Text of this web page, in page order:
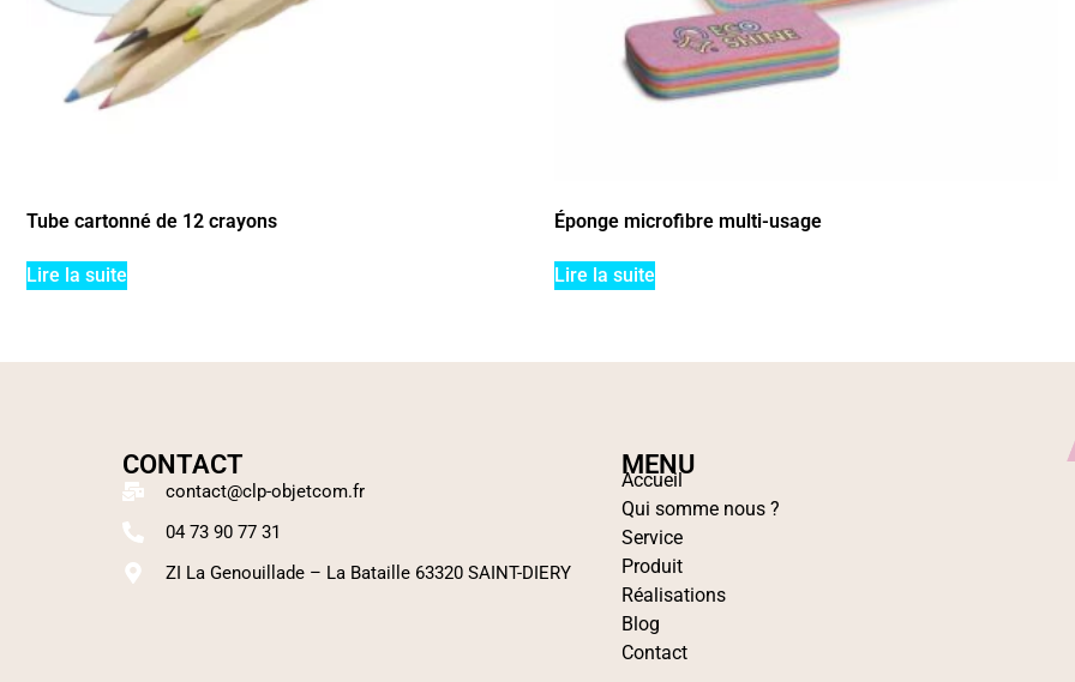
Tube cartonné de 12 crayons
Lire la suite
Éponge microfibre multi-usage
Lire la suite
MENU
Accueil
Qui somme nous ?
Service
Produit
Réalisations
Blog
Contact
CONTACT
contact@clp-objetcom.fr
04 73 90 77 31
ZI La Genouillade – La Bataille 63320 SAINT-DIERY